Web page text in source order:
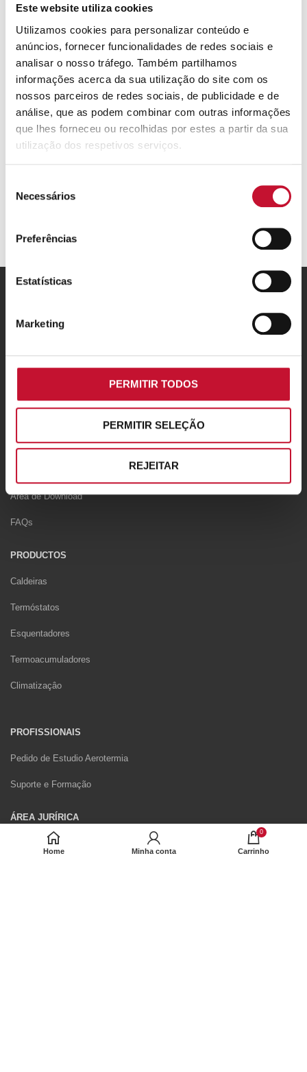
Este website utiliza cookies
Utilizamos cookies para personalizar conteúdo e
anúncios, fornecer funcionalidades de redes sociais e
analisar o nosso tráfego. Também partilhamos
informações acerca da sua utilização do site com os
nossos parceiros de redes sociais, de publicidade e de
análise, que as podem combinar com outras informações
que lhes forneceu ou recolhidas por estes a partir da sua
utilização dos respetivos serviços.
Necessários
Preferências
Estatísticas
Marketing
PERMITIR TODOS
PERMITIR SELEÇÃO
REJEITAR
Marca Ariston
THE CONFORT WAY
News
APOIO
Area de Download
FAQs
PRODUCTOS
Caldeiras
Termóstatos
Esquentadores
Termoacumuladores
Climatizaçâo
PROFISSIONAIS
Pedido de Estudio Aerotermia
Suporte e Formação
ÁREA JURÍRICA
Política de privacidade
Home Minha conta
0
Carrinho